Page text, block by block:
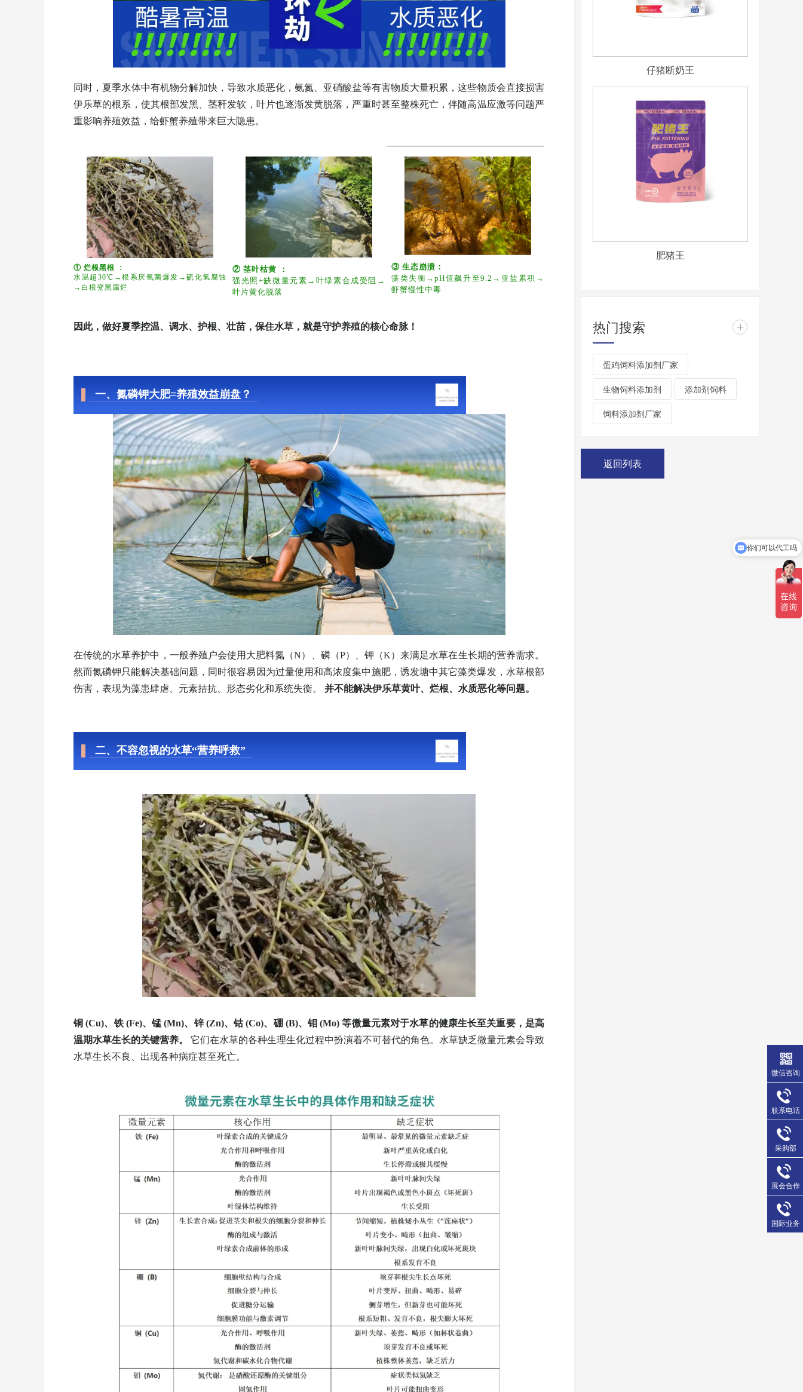
同时，夏季水体中有机物分解加快，导致水质恶化，氨氮、亚硝酸盐等有害物质大量积累，这些物质会直接损害
伊乐草的根系，使其根部发黑、茎秆发软，叶片也逐渐发黄脱落，严重时甚至整株死亡，伴随高温应激等问题严
重影响养殖效益，给虾蟹养殖带来巨大隐患。
① 烂根黑根：
水温超30℃→根系厌氧菌爆发→硫化氢腐蚀
→白根变黑腐烂
② 茎叶枯黄：
强光照+缺微量元素→叶绿素合成受阻→
叶片黄化脱落
③ 生态崩溃：
藻类失衡→pH值飙升至9.2→亚盐累积→
虾蟹慢性中毒
因此，做好夏季控温、调水、护根、壮苗，保住水草，就是守护养殖的核心命脉！
一、氮磷钾大肥=养殖效益崩盘？
在传统的水草养护中，一般养殖户会使用大肥料氮（N）、磷（P）、钾（K）来满足水草在生长期的营养需求。
然而氮磷钾只能解决基础问题，同时很容易因为过量使用和高浓度集中施肥，诱发塘中其它藻类爆发，水草根部
伤害，表现为藻患肆虐、元素拮抗、形态劣化和系统失衡。
并不能解决伊乐草黄叶、烂根、水质恶化等问题。
二、不容忽视的水草“营养呼救”
铜 (Cu)、铁 (Fe)、锰 (Mn)、锌 (Zn)、钴 (Co)、硼 (B)、钼 (Mo) 等微量元素对于水草的健康生长至关重要，是高
温期水草生长的关键营养。
它们在水草的各种生理生化过程中扮演着不可替代的角色。水草缺乏微量元素会导致
水草生长不良、出现各种病症甚至死亡。
仔猪断奶王
肥猪王
热门搜索 +
蛋鸡饲料添加剂厂家
生物饲料添加剂 添加剂饲料
饲料添加剂厂家
返回列表
微信咨询
联系电话
采购部
展会合作
国际业务
可以介绍下你们的产品么